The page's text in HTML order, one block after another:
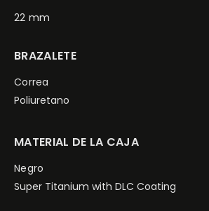
22 mm
BRAZALETE
Correa
Poliuretano
MATERIAL DE LA CAJA
Negro
Super Titanium with DLC Coating